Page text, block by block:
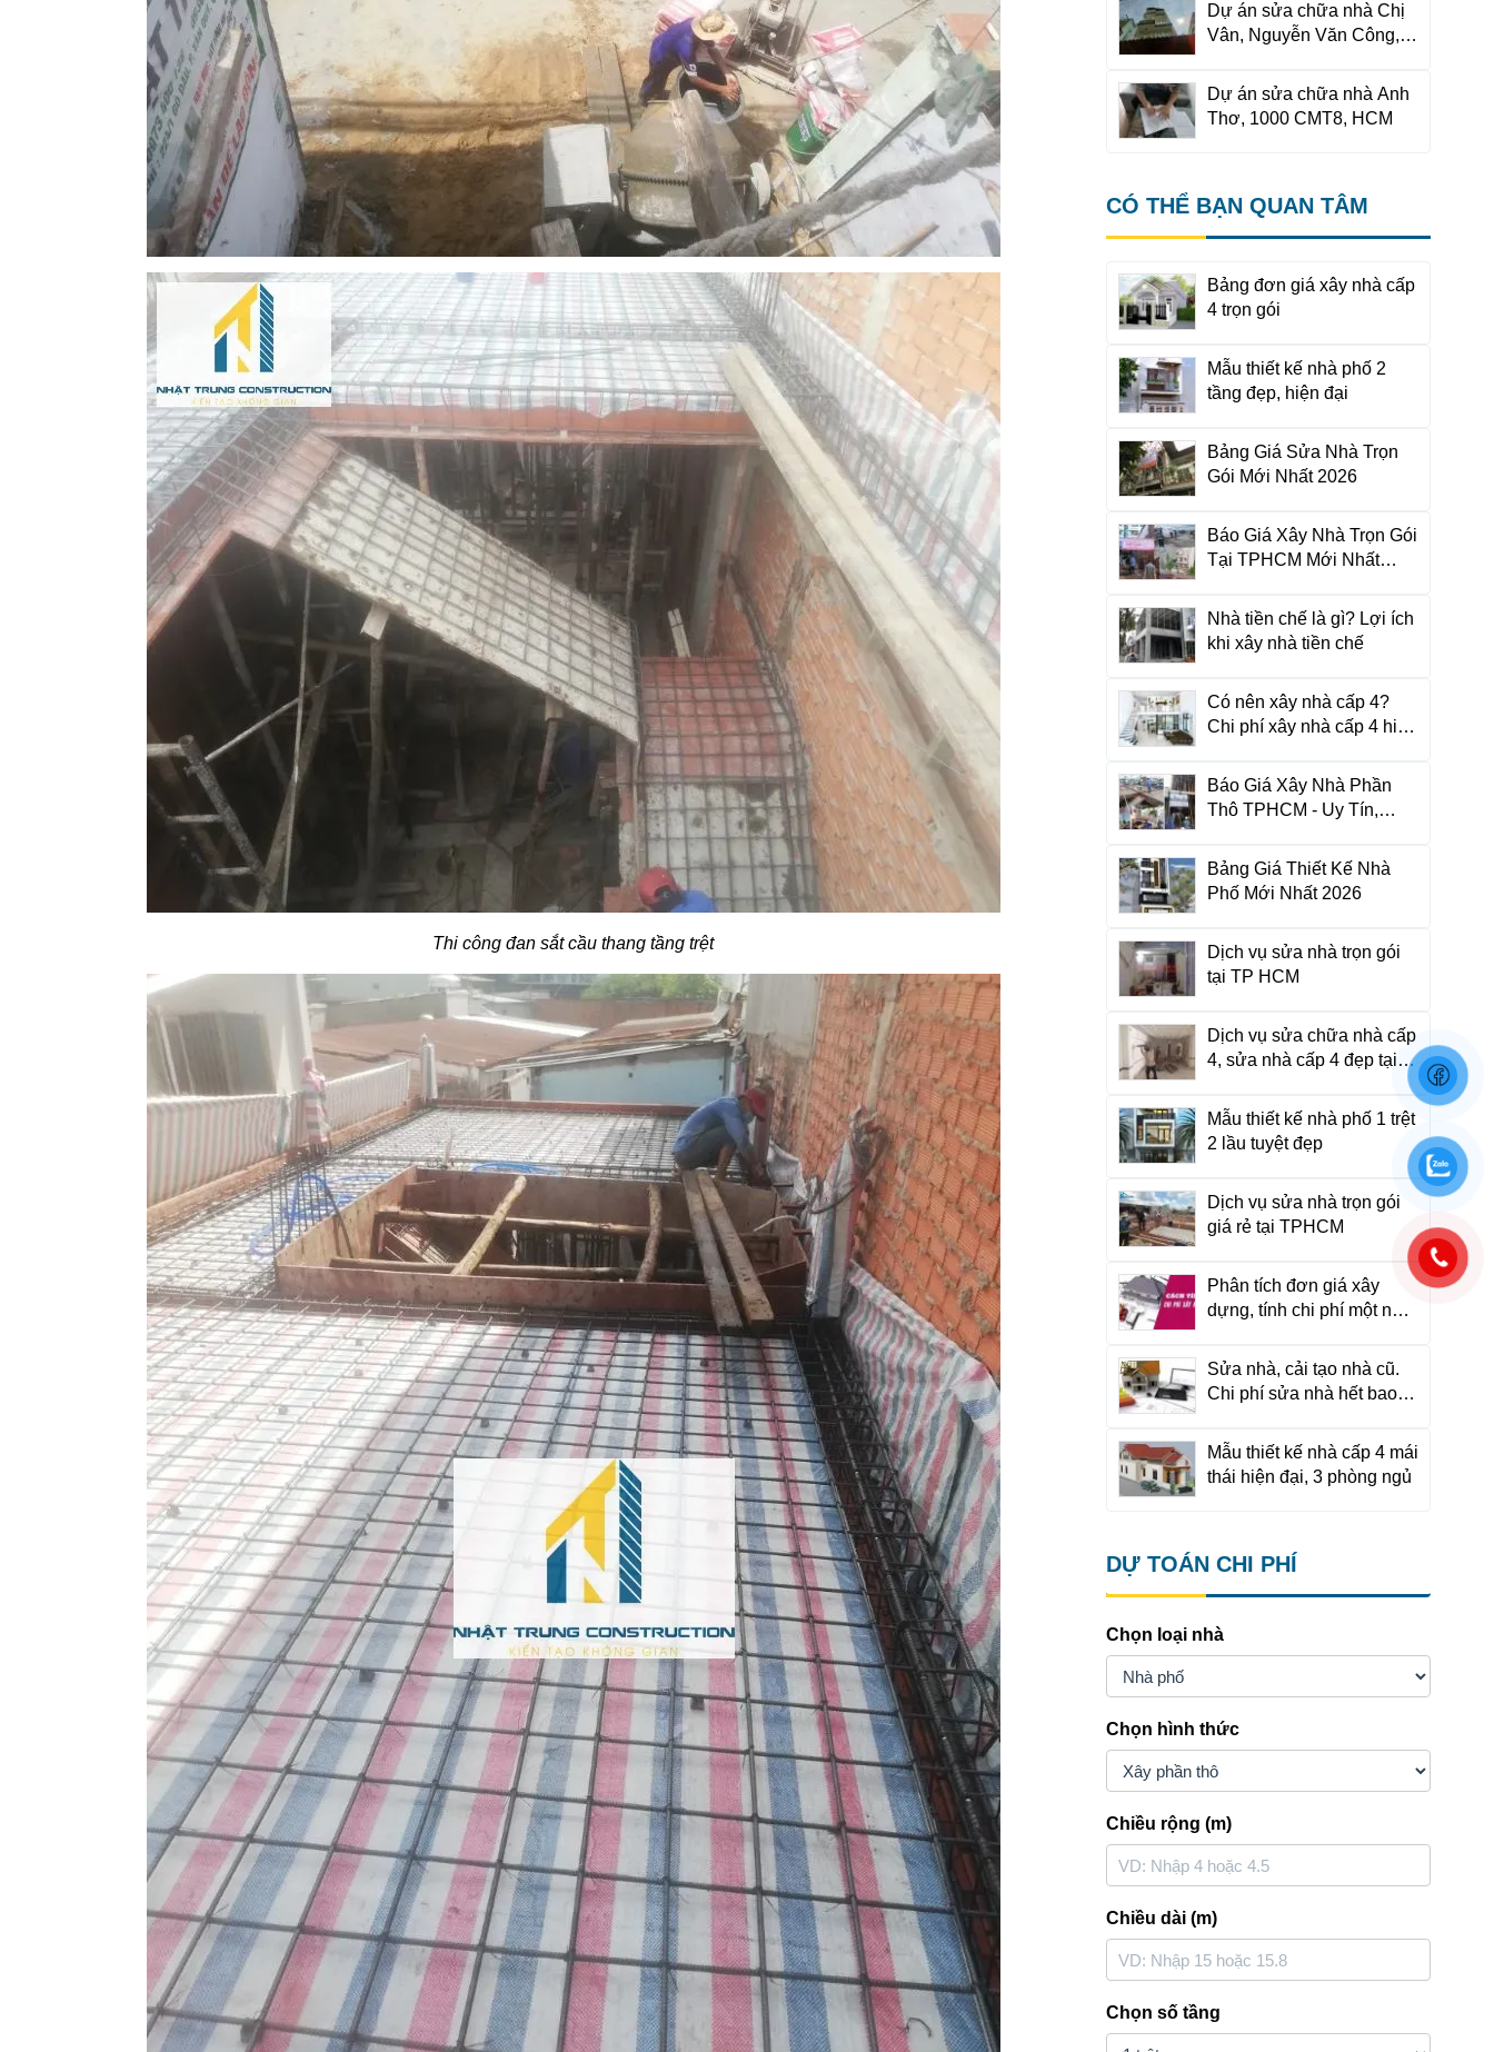
Thi công đan sắt cầu thang tầng trệt
Dự án sửa chữa nhà Chị
Vân, Nguyễn Văn Công,
Dự án sửa chữa nhà Anh
Thơ, 1000 CMT8, HCM
CÓ THỂ BẠN QUAN TÂM
Bảng đơn giá xây nhà cấp
4 trọn gói
Mẫu thiết kế nhà phố 2
tầng đẹp, hiện đại
Bảng Giá Sửa Nhà Trọn
Gói Mới Nhất 2026
Báo Giá Xây Nhà Trọn Gói
Tại TPHCM Mới Nhất
Nhà tiền chế là gì? Lợi ích
khi xây nhà tiền chế
Có nên xây nhà cấp 4?
Chi phí xây nhà cấp 4 hiện
Báo Giá Xây Nhà Phần
Thô TPHCM - Uy Tín,
Bảng Giá Thiết Kế Nhà
Phố Mới Nhất 2026
Dịch vụ sửa nhà trọn gói
tại TP HCM
Dịch vụ sửa chữa nhà cấp
4, sửa nhà cấp 4 đẹp tại
Mẫu thiết kế nhà phố 1 trệt
2 lầu tuyệt đẹp
Dịch vụ sửa nhà trọn gói
giá rẻ tại TPHCM
Phân tích đơn giá xây
dựng, tính chi phí một ngôi
Sửa nhà, cải tạo nhà cũ.
Chi phí sửa nhà hết bao
Mẫu thiết kế nhà cấp 4 mái
thái hiện đại, 3 phòng ngủ
DỰ TOÁN CHI PHÍ
Chọn loại nhà
Chọn hình thức
Chiều rộng (m)
Chiều dài (m)
Chọn số tầng